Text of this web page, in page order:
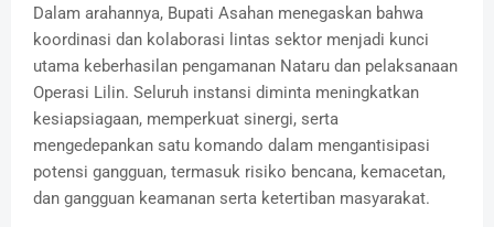
Dalam arahannya, Bupati Asahan menegaskan bahwa
koordinasi dan kolaborasi lintas sektor menjadi kunci
utama keberhasilan pengamanan Nataru dan pelaksanaan
Operasi Lilin. Seluruh instansi diminta meningkatkan
kesiapsiagaan, memperkuat sinergi, serta
mengedepankan satu komando dalam mengantisipasi
potensi gangguan, termasuk risiko bencana, kemacetan,
dan gangguan keamanan serta ketertiban masyarakat.